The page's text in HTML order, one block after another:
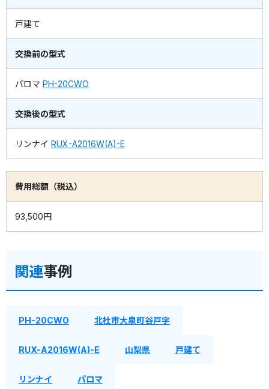
戸建て
交換前の型式
パロマ PH-20CWO
交換後の型式
リンナイ RUX-A2016W(A)-E
費用総額（税込）
93,500円
関連事例
PH-20CWO 北杜市大泉町谷戸字
RUX-A2016W(A)-E 山梨県 戸建て
リンナイ パロマ